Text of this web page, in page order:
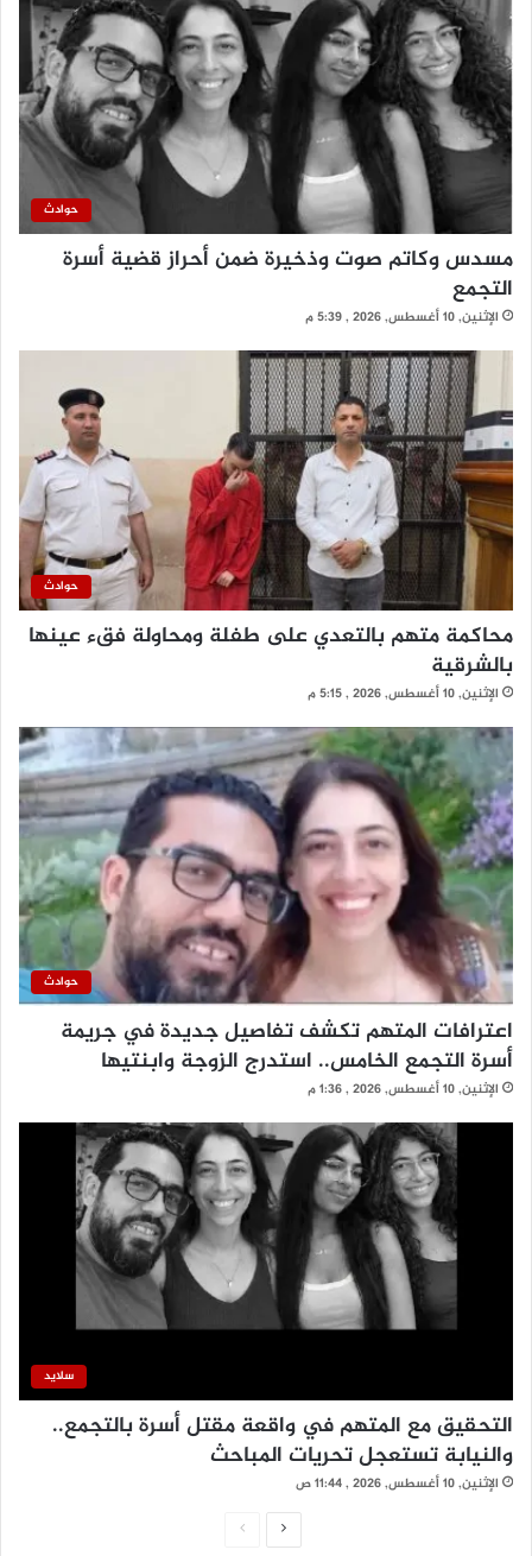
حوادث
مسدس وكاتم صوت وذخيرة ضمن أحراز قضية أسرة
التجمع
الإثنين, 10 أغسطس, 2026 , 5:39 م
حوادث
محاكمة متهم بالتعدي على طفلة ومحاولة فقء عينها
بالشرقية
الإثنين, 10 أغسطس, 2026 , 5:15 م
حوادث
اعترافات المتهم تكشف تفاصيل جديدة في جريمة
أسرة التجمع الخامس.. استدرج الزوجة وابنتيها
الإثنين, 10 أغسطس, 2026 , 1:36 م
سلايد
التحقيق مع المتهم في واقعة مقتل أسرة بالتجمع..
والنيابة تستعجل تحريات المباحث
الإثنين, 10 أغسطس, 2026 , 11:44 ص
الصفحةالصفحة